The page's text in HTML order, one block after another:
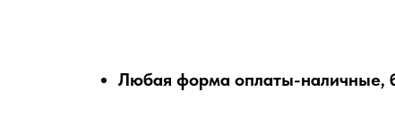
Любая форма оплаты-наличные,